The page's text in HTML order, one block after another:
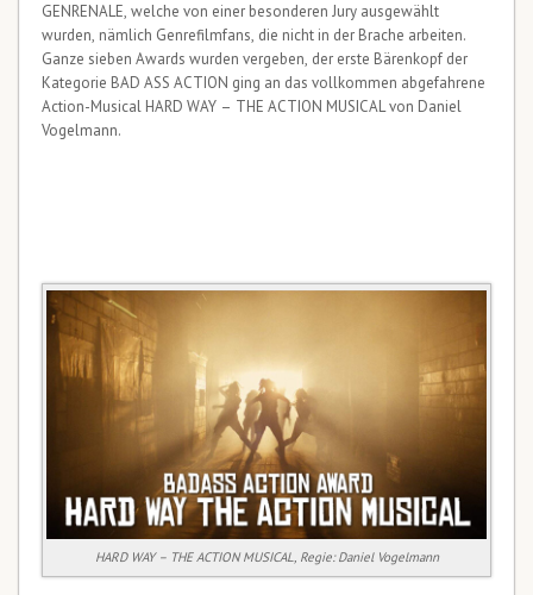
GENRENALE, welche von einer besonderen Jury ausgewählt
wurden, nämlich Genrefilmfans, die nicht in der Brache arbeiten.
Ganze sieben Awards wurden vergeben, der erste Bärenkopf der
Kategorie BAD ASS ACTION ging an das vollkommen abgefahrene
Action-Musical HARD WAY – THE ACTION MUSICAL von Daniel
Vogelmann.
HARD WAY – THE ACTION MUSICAL, Regie: Daniel Vogelmann